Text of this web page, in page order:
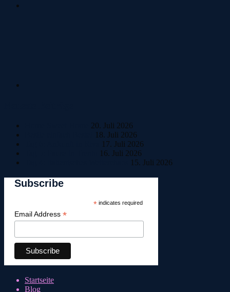
20. Juli 2026
18. Juli 2026
17. Juli 2026
16. Juli 2026
15. Juli 2026
Subscribe
*indicates required
Email Address *
Startseite
Blog